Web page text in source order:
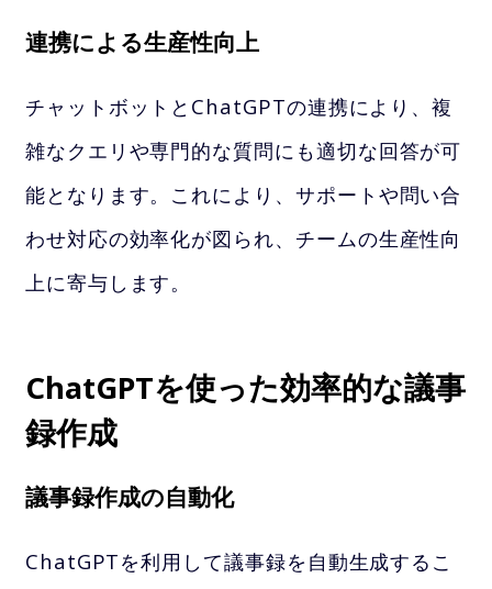
連携による生産性向上
チャットボットとChatGPTの連携により、複
雑なクエリや専門的な質問にも適切な回答が可
能となります。これにより、サポートや問い合
わせ対応の効率化が図られ、チームの生産性向
上に寄与します。
ChatGPTを使った効率的な議事
録作成
議事録作成の自動化
ChatGPTを利用して議事録を自動生成するこ